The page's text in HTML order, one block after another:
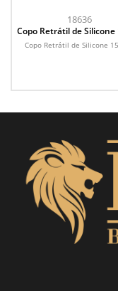
18636
Copo Retrátil de Silicone
Copo Retrátil de Silicone